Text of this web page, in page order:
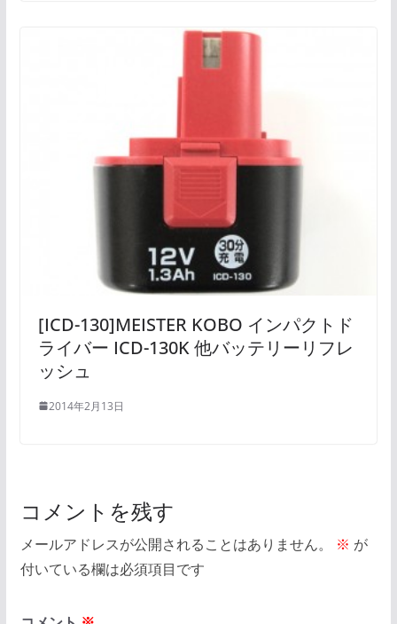
[ICD-130]MEISTER KOBO インパクトド
ライバー ICD-130K 他バッテリーリフレ
ッシュ
2014年2月13日
コメントを残す
メールアドレスが公開されることはありません。 ※ が
付いている欄は必須項目です